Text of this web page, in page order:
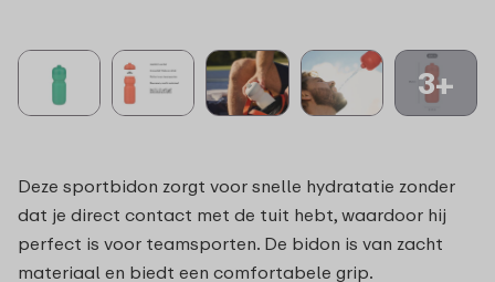
3+
Deze sportbidon zorgt voor snelle hydratatie zonder
dat je direct contact met de tuit hebt, waardoor hij
perfect is voor teamsporten. De bidon is van zacht
materiaal en biedt een comfortabele grip.